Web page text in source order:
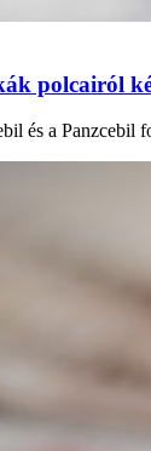
polcairól
és a Panzcebil